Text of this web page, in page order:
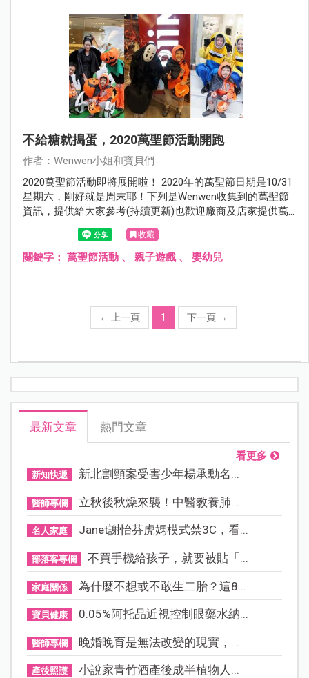
不給糖就搗蛋，2020萬聖節活動開跑
作者：Wenwen小姐和寶貝們
2020萬聖節活動即將展開啦！ 2020年的萬聖節日期是10/31
星期六，剛好就是周末耶！下列是Wenwen收集到的萬聖節
資訊，提供給大家參考(持續更新)也歡迎廠商及店家提供萬
聖節活動資訊，以及小朋友的萬聖節DIY相關課程。
收藏
關鍵字： 萬聖節活動 、 親子遊戲、 嬰幼兒
← 上一頁 1 下一頁 →
最新文章 熱門文章
看更多
新知快遞 新北割頸案受害少年楊承勳名...
醫師專欄 立秋後秋燥來襲！中醫教養肺...
名人家庭 Janet謝怡芬虎媽模式禁3C，看...
部落客專欄 不買手機給孩子，就要被貼「...
家庭關係 為什麼不想或不敢生二胎？這8...
寶貝健康 0.05%阿托品近視控制眼藥水納...
醫師專欄 晚婚晚育是無法改變的現實，...
產後照護 小說家青竹酒產後成半植物人...